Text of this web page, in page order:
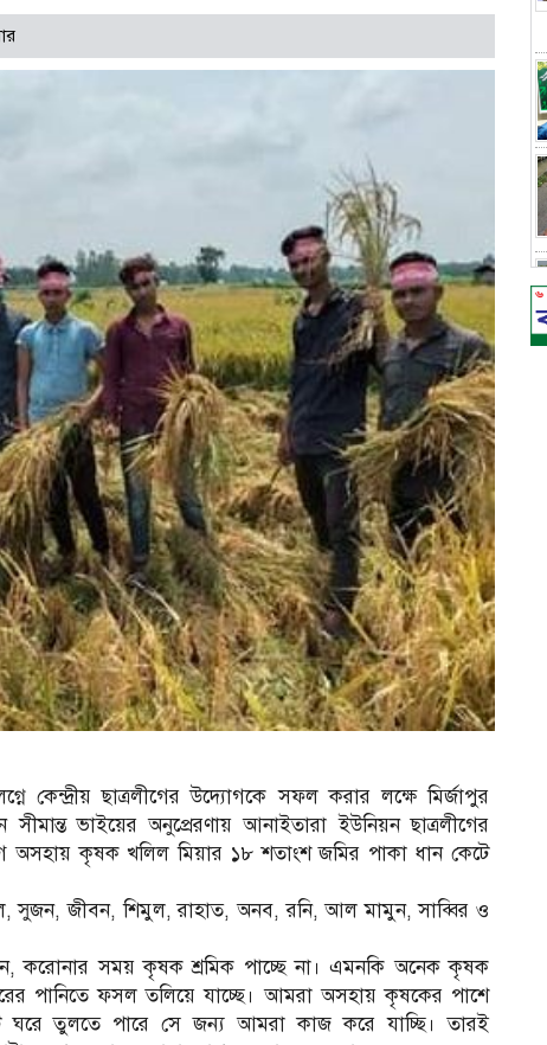
কেন্দ্রীয় ছাত্রলীগের উদ্যোগকে সফল করার লক্ষে মির্জাপুর
ভাইয়ের অনুপ্রেরণায় আনাইতারা ইউনিয়ন ছাত্রলীগের
কৃষক খলিল মিয়ার ১৮ শতাংশ জমির পাকা ধান কেটে
সুজন, জীবন, শিমুল, রাহাত, অনব, রনি, আল মামুন, সাব্বির ও
করোনার সময় কৃষক শ্রমিক পাচ্ছে না। এমনকি অনেক কৃষক
পানিতে ফসল তলিয়ে যাচ্ছে। আমরা অসহায় কৃষকের পাশে
ঘরে তুলতে পারে সে জন্য আমরা কাজ করে যাচ্ছি। তারই